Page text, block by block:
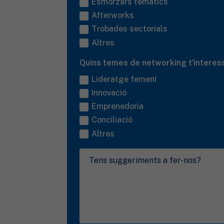
Afterworks
Trobades sectorials
Altres
Quins temes de networking
Lideratge femení
Innovació
Emprenedoria
Conciliació
Altres